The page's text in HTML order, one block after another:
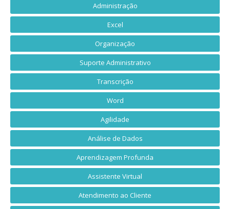
Administração
Excel
Organização
Suporte Administrativo
Transcrição
Word
Agilidade
Análise de Dados
Aprendizagem Profunda
Assistente Virtual
Atendimento ao Cliente